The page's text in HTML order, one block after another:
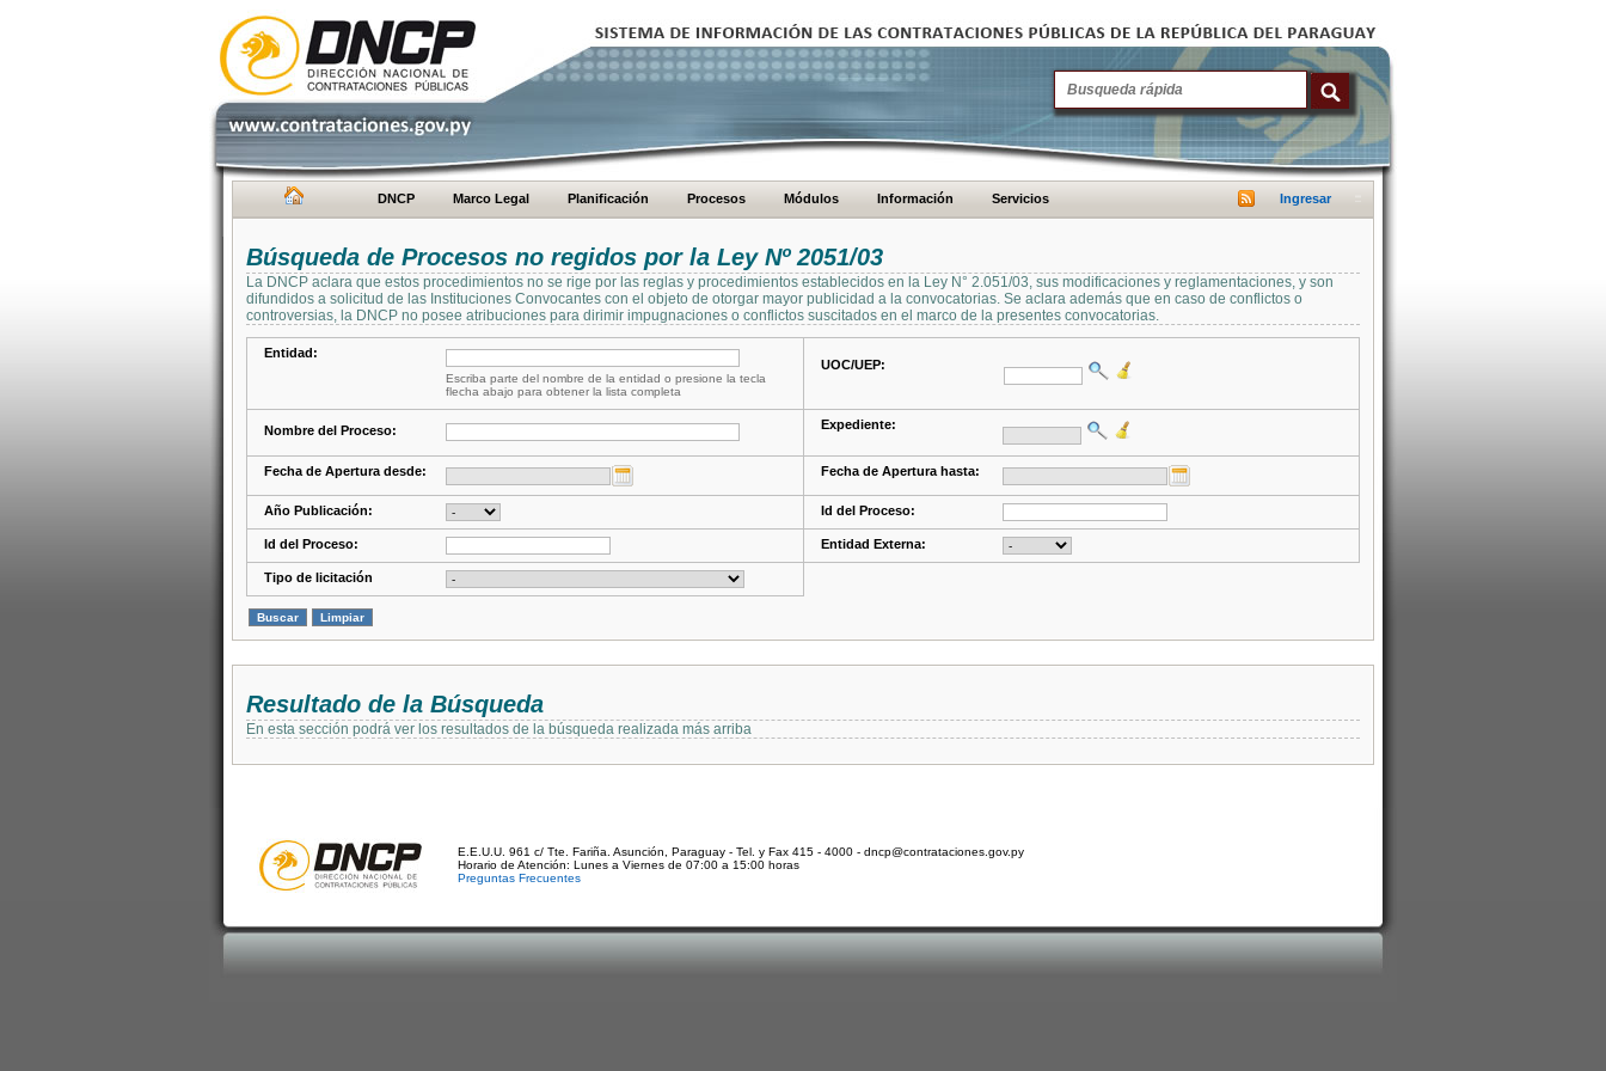
DNCP Marco Legal Planificación Procesos Módulos Información Servicios Ingresar
Búsqueda de Procesos no regidos por la Ley Nº 2051/03
La DNCP aclara que estos procedimientos no se rige por las reglas y procedimientos establecidos en la Ley N° 2.051/03, sus modificaciones y reglamentaciones, y son
difundidos a solicitud de las Instituciones Convocantes con el objeto de otorgar mayor publicidad a la convocatorias. Se aclara además que en caso de conflictos o
controversias, la DNCP no posee atribuciones para dirimir impugnaciones o conflictos suscitados en el marco de la presentes convocatorias.
Entidad:
Escriba parte del nombre de la entidad o presione la tecla
flecha abajo para obtener la lista completa
UOC/UEP:
Nombre del Proceso: Expediente:
Fecha de Apertura desde: Fecha de Apertura hasta:
Año Publicación: Id del Proceso:
Id del Proceso: Entidad Externa:
Tipo de licitación
Resultado de la Búsqueda
En esta sección podrá ver los resultados de la búsqueda realizada más arriba
E.E.U.U. 961 c/ Tte. Fariña. Asunción, Paraguay - Tel. y Fax 415 - 4000 - dncp@contrataciones.gov.py
Horario de Atención: Lunes a Viernes de 07:00 a 15:00 horas
Preguntas Frecuentes